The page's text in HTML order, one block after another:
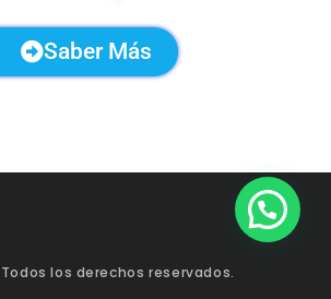
Saber Más
Todos los derechos reservados.